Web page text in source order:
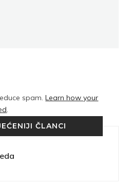
spam.Learn how your
.
ČLANCI